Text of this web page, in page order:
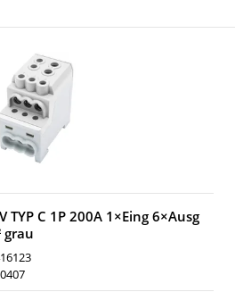
TYP C 1P 200A 1×Eing 6×Ausg
grau